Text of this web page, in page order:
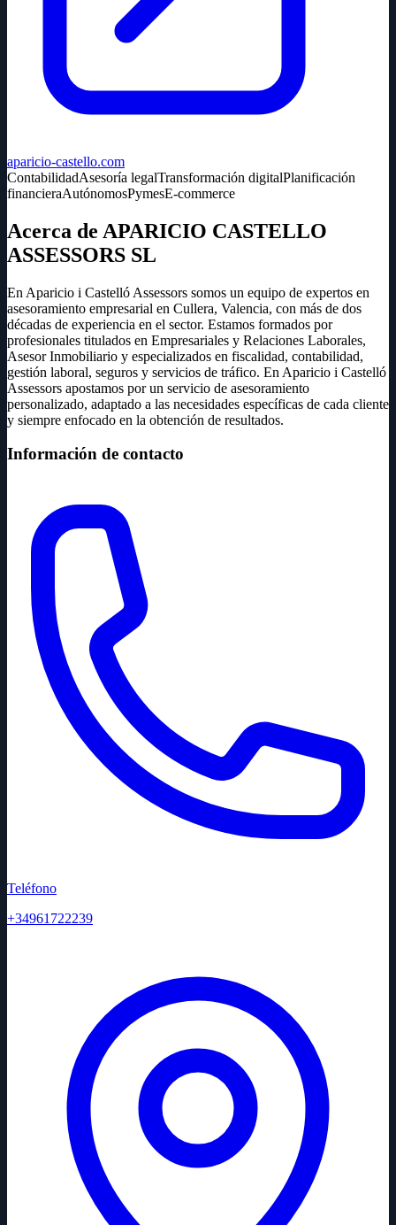
aparicio-castello.com
ContabilidadAsesoría legalTransformación digitalPlanificación
financieraAutónomosPymesE-commerce
Acerca de APARICIO CASTELLO
ASSESSORS SL
En Aparicio i Castelló Assessors somos un equipo de expertos en
asesoramiento empresarial en Cullera, Valencia, con más de dos
décadas de experiencia en el sector. Estamos formados por
profesionales titulados en Empresariales y Relaciones Laborales,
Asesor Inmobiliario y especializados en fiscalidad, contabilidad,
gestión laboral, seguros y servicios de tráfico. En Aparicio i Castelló
Assessors apostamos por un servicio de asesoramiento
personalizado, adaptado a las necesidades específicas de cada cliente
y siempre enfocado en la obtención de resultados.
Información de contacto
Teléfono
+34961722239